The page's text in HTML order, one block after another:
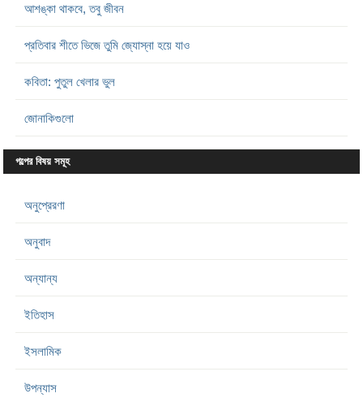
আশঙ্কা থাকবে, তবু জীবন
প্রতিবার শীতে ভিজে তুমি জ্যোস্না হয়ে যাও
কবিতা: পুতুল খেলার ভুল
জোনাকিগুলো
গল্পের বিষয় সমূহ
অনুপ্রেরণা
অনুবাদ
অন্যান্য
ইতিহাস
ইসলামিক
উপন্যাস